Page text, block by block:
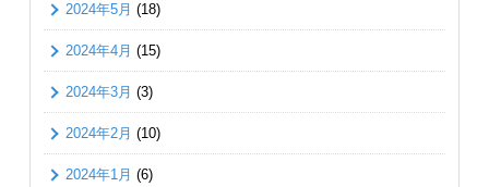
2024年5月 (18)
2024年4月 (15)
2024年3月 (3)
2024年2月 (10)
2024年1月 (6)